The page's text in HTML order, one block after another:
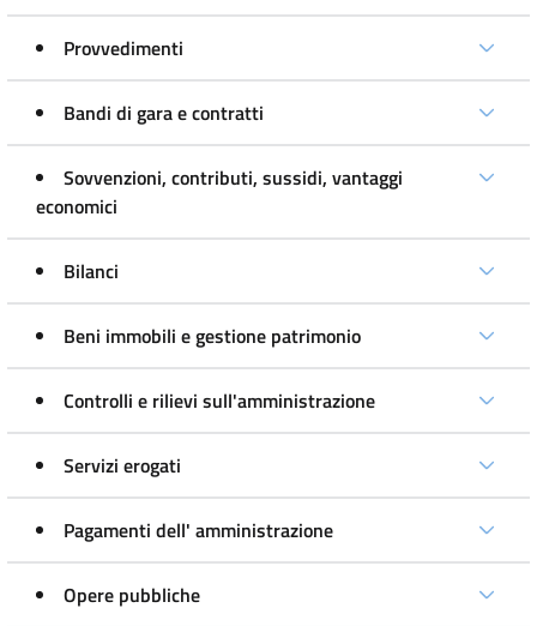
Provvedimenti
Bandi di gara e contratti
Sovvenzioni, contributi, sussidi, vantaggi
economici
Bilanci
Beni immobili e gestione patrimonio
Controlli e rilievi sull'amministrazione
Servizi erogati
Pagamenti dell' amministrazione
Opere pubbliche